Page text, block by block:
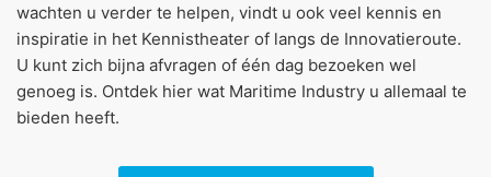
wachten u verder te helpen, vindt u ook veel kennis en
inspiratie in het Kennistheater of langs de Innovatieroute.
U kunt zich bijna afvragen of één dag bezoeken wel
genoeg is. Ontdek hier wat Maritime Industry u allemaal te
bieden heeft.